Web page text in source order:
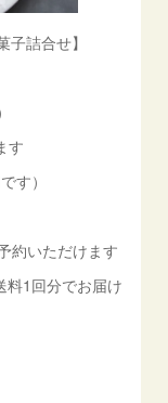
子詰合せ】
す
す）
約いただけます
料1回分でお届け